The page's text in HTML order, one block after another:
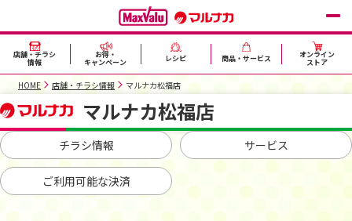
店舗・チラシ
情報
お得・
キャンペーン レシピ 商品・サービス オンライン
ストア
HOME 店舗・チラシ情報 マルナカ松福店
マルナカ松福店
チラシ情報 サービス
ご利用可能な決済